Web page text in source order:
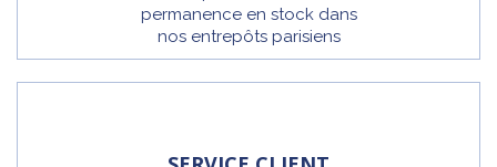
permanence en stock dans
nos entrepôts parisiens